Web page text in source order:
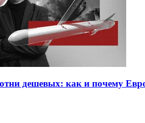
дешевых: как и почему